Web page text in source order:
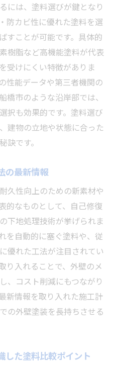
には、塗料選びが鍵となり
防カビ性に優れた塗料を選
すことが可能です。具体的
樹脂など高機能塗料が代表
受けにくい特徴がありま
性能データや第三者機関の
橋市のような沿岸部では、
択も効果的です。塗料選び
建物の立地や状態に合った
訣です。
の最新情報
久性向上のための新素材や
的なものとして、自己修復
下地処理技術が挙げられま
を自動的に塞ぐ塗料や、従
優れた工法が注目されてい
り入れることで、外壁のメ
、コスト削減にもつながり
新情報を取り入れた施工計
の外壁塗装を長持ちさせる
した塗料比較ポイント